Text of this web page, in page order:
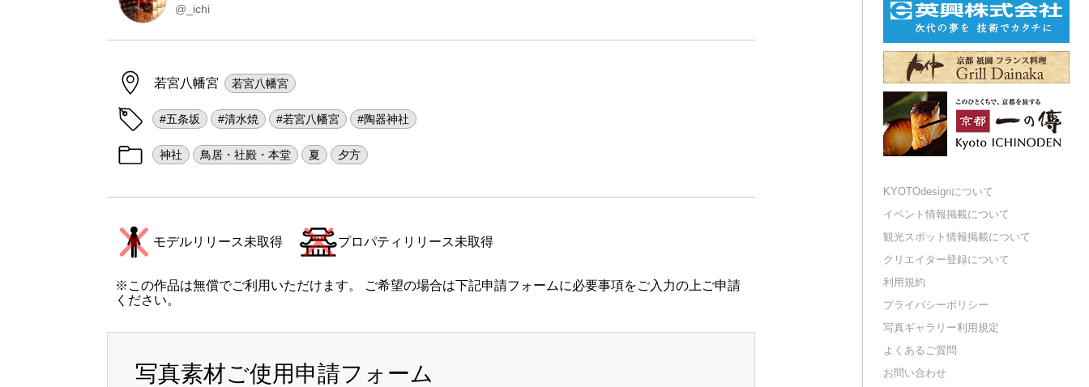
@_ichi
若宮八幡宮 若宮八幡宮
#五条坂 #清水焼 #若宮八幡宮 #陶器神社
神社 鳥居・社殿・本堂 夏 夕方
モデルリリース未取得 プロパティリリース未取得
※この作品は無償でご利用いただけます。 ご希望の場合は下記申請フォームに必要事項をご入力の上ご申請
ください。
写真素材ご使用申請フォーム
KYOTOdesignについて
イベント情報掲載について
観光スポット情報掲載について
クリエイター登録について
利用規約
プライバシーポリシー
写真ギャラリー利用規定
よくあるご質問
お問い合わせ